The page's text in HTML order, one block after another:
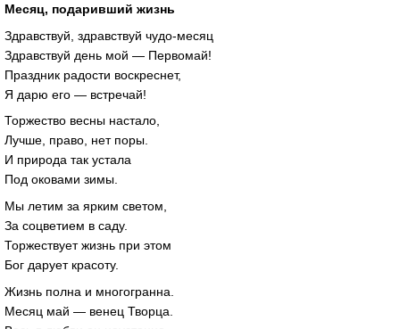
Месяц, подаривший жизнь
Здравствуй, здравствуй чудо-месяц
Здравствуй день мой — Первомай!
Праздник радости воскреснет,
Я дарю его — встречай!
Торжество весны настало,
Лучше, право, нет поры.
И природа так устала
Под оковами зимы.
Мы летим за ярким светом,
За соцветием в саду.
Торжествует жизнь при этом
Бог дарует красоту.
Жизнь полна и многогранна.
Месяц май — венец Творца.